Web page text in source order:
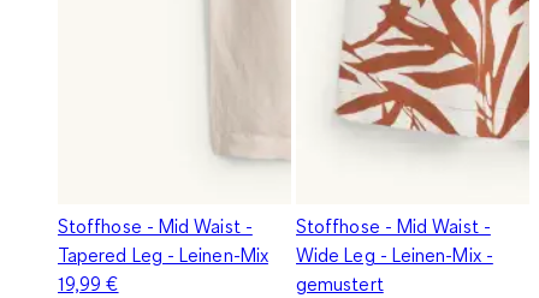
Stoffhose - Mid Waist -
Tapered Leg - Leinen-Mix
19,99 €
Stoffhose - Mid Waist -
Wide Leg - Leinen-Mix -
gemustert